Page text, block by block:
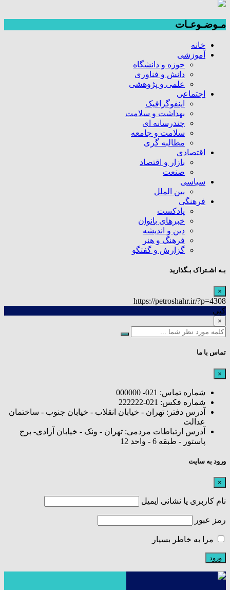
مـوضـوعـات
خانه
آموزشی
حوزه و دانشگاه
دانش و فناوری
علمی و پژوهشی
اجتماعی
اینفوگرافیک
بهداشت و سلامت
چندرسانه ای
سلامت و جامعه
مطالبه گری
اقتصادی
بازار و اقتصاد
صنعت
سیاسی
بین الملل
فرهنگی
پادکست
خبرهای بانوان
دین و اندیشه
فرهنگ و هنر
گزارش و گفتگو
بـه اشـتراک بـگذارید
×
https://petroshahr.ir/?p=4308
کپی
×
تماس با ما
×
شماره تماس: 021- 000000
شماره فکس: 021-222222
آدرس دفتر: تهران - خیابان انقلاب - خیابان جنوب - ساختمان
عدالت
آدرس ارتباطات مردمی: تهران - ونک - خیابان آزادی- برج
پاستور - طبقه 6 - واحد 12
ورود به سایت
×
نام کاربری یا نشانی ایمیل
رمز عبور
مرا به خاطر بسپار